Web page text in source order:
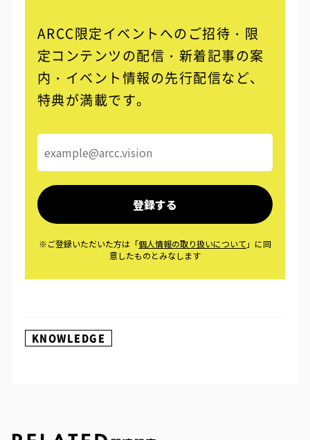
ARCC限定イベントへのご招待・限
定コンテンツの配信・ 新着記事の案
内・イベント情報の先行配信など、
特典が満載です。
KNOWLEDGE